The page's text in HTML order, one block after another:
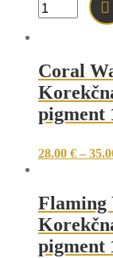
množstvo
Dynamický
Neutrálny
oranžový
pigment
15
ml
Coral
pigment
28.00 €–
Flaming
pigment